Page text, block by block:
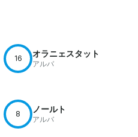
16 オラニェスタット
アルバ
8 ノールト
アルバ